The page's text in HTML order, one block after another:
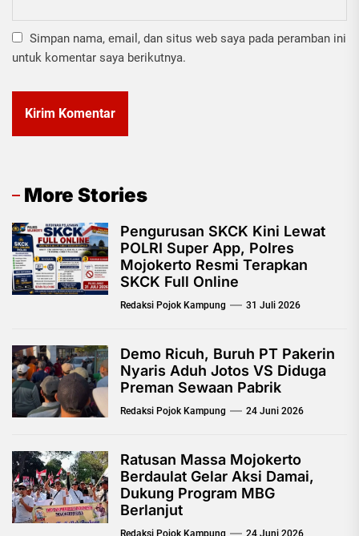
Simpan nama, email, dan situs web saya pada peramban ini
untuk komentar saya berikutnya.
More Stories
Pengurusan SKCK Kini Lewat
POLRI Super App, Polres
Mojokerto Resmi Terapkan
SKCK Full Online
Redaksi Pojok Kampung 31 Juli 2026
Demo Ricuh, Buruh PT Pakerin
Nyaris Aduh Jotos VS Diduga
Preman Sewaan Pabrik
Redaksi Pojok Kampung 24 Juni 2026
Ratusan Massa Mojokerto
Berdaulat Gelar Aksi Damai,
Dukung Program MBG
Berlanjut
Redaksi Pojok Kampung 24 Juni 2026